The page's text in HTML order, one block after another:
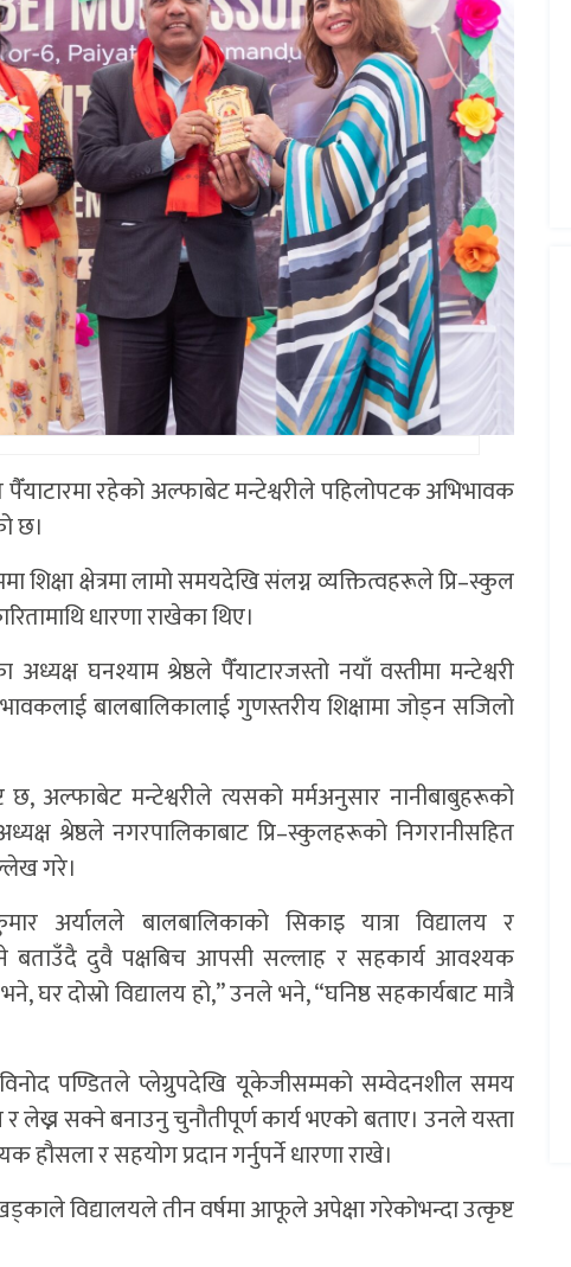
पैँयाटारमा रहेको अल्फाबेट मन्टेश्वरीले पहिलोपटक अभिभावक
छ।
शिक्षा क्षेत्रमा लामो समयदेखि संलग्न व्यक्तित्वहरूले प्रि–स्कुल
धारणा राखेका थिए।
घनश्याम श्रेष्ठले पैँयाटारजस्तो नयाँ वस्तीमा मन्टेश्वरी
बालबालिकालाई गुणस्तरीय शिक्षामा जोड्न सजिलो
अल्फाबेट मन्टेश्वरीले त्यसको मर्मअनुसार नानीबाबुहरूको
श्रेष्ठले नगरपालिकाबाट प्रि–स्कुलहरूको निगरानीसहित
गरे।
अर्यालले बालबालिकाको सिकाइ यात्रा विद्यालय र
बताउँदै दुवै पक्षबिच आपसी सल्लाह र सहकार्य आवश्यक
घर दोस्रो विद्यालय हो,” उनले भने, “घनिष्ठ सहकार्यबाट मात्रै
विनोद पण्डितले प्लेग्रुपदेखि यूकेजीसम्मको सम्वेदनशील समय
र लेख्न सक्ने बनाउनु चुनौतीपूर्ण कार्य भएको बताए। उनले यस्ता
र सहयोग प्रदान गर्नुपर्ने धारणा राखे।
विद्यालयले तीन वर्षमा आफूले अपेक्षा गरेकोभन्दा उत्कृष्ट